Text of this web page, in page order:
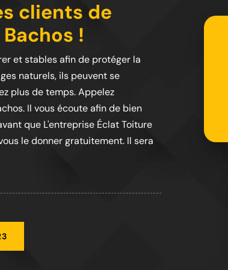
clients de
!
et stables afin de protéger la
naturels, ils peuvent se
plus de temps. Appelez
Il vous écoute afin de bien
que L'entreprise Éclat Toiture
le donner gratuitement. Il sera